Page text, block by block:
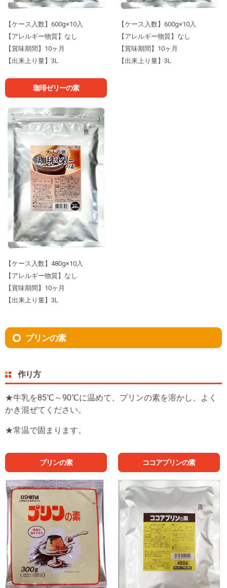
【ケース入数】600g×10入
【アレルギー物質】なし
【賞味期間】10ヶ月
【出来上り量】3L
【ケース入数】600g×10入
【アレルギー物質】なし
【賞味期間】10ヶ月
【出来上り量】3L
珈琲ゼリーの素
【ケース入数】480g×10入
【アレルギー物質】なし
【賞味期間】10ヶ月
【出来上り量】3L
プリンの素
作り方
★牛乳を85℃～90℃に温めて、プリンの素を溶かし、よく
かき混ぜてください。
★常温で固まります。
プリンの素 ココアプリンの素